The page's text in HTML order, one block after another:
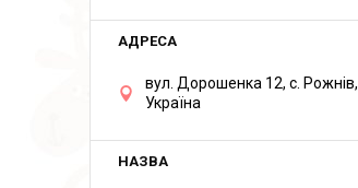
вул. Дорошенка 12, с. Рожнів,
Україна